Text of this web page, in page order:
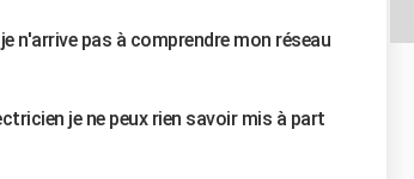
n'arrive pas à comprendre mon réseau
je ne peux rien savoir mis à part